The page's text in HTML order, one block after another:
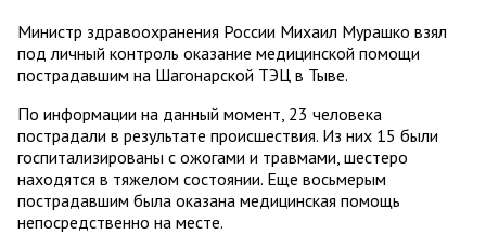
Министр здравоохранения России Михаил Мурашко взял
под личный контроль оказание медицинской помощи
пострадавшим на Шагонарской ТЭЦ в Тыве.
По информации на данный момент, 23 человека
пострадали в результате происшествия. Из них 15 были
госпитализированы с ожогами и травмами, шестеро
находятся в тяжелом состоянии. Еще восьмерым
пострадавшим была оказана медицинская помощь
непосредственно на месте.